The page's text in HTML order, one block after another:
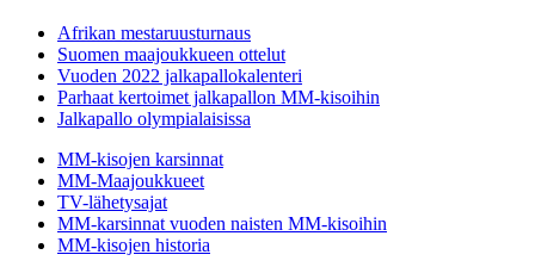
Afrikan mestaruusturnaus
Suomen maajoukkueen ottelut
Vuoden 2022 jalkapallokalenteri
Parhaat kertoimet jalkapallon MM-kisoihin
Jalkapallo olympialaisissa
MM-kisojen karsinnat
MM-Maajoukkueet
TV-lähetysajat
MM-karsinnat vuoden naisten MM-kisoihin
MM-kisojen historia